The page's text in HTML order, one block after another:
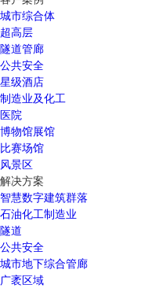
城市综合体
超高层
隧道管廊
公共安全
星级酒店
制造业及化工
医院
博物馆展馆
比赛场馆
风景区
解决方案
智慧数字建筑群落
石油化工制造业
隧道
公共安全
城市地下综合管廊
广袤区域